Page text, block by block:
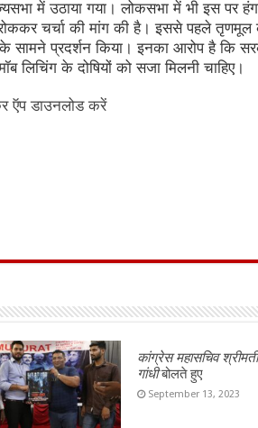
में उठाया गया। लोकसभा में भी इस पर
चर्चा की मांग की है। इससे पहले
सामने प्रदर्शन किया। इनका आरोप है कि
लिचिंग के दोषियों को सजा मिलनी चाहिए।
ऍप डाउनलोड करें
कांग्रेस महासचिव
गांधीबोलते हुए
September 13, 2023